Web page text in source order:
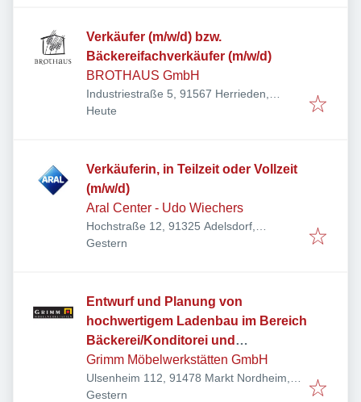
Verkäufer (m/w/d) bzw.
Bäckereifachverkäufer (m/w/d)
BROTHAUS GmbH
Industriestraße 5, 91567 Herrieden,
Deutschland
Veröffentlicht
Heute
Verkäuferin, in Teilzeit oder Vollzeit
(m/w/d)
Aral Center - Udo Wiechers
Hochstraße 12, 91325 Adelsdorf,
Deutschland
Veröffentlicht
Gestern
Entwurf und Planung von
hochwertigem Ladenbau im Bereich
Bäckerei/Konditorei und
Gastronomieeinrichtung (m/w/d)
Grimm Möbelwerkstätten GmbH
Ulsenheim 112, 91478 Markt Nordheim,
Deutschland
Veröffentlicht
Gestern